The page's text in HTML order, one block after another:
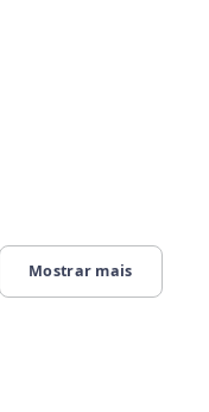
Mostrar mais